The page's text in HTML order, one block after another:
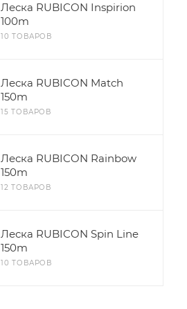
Леска RUBICON Inspirion
100m
10 ТОВАРОВ
Леска RUBICON Match
150m
15 ТОВАРОВ
Леска RUBICON Rainbow
150m
12 ТОВАРОВ
Леска RUBICON Spin Line
150m
10 ТОВАРОВ